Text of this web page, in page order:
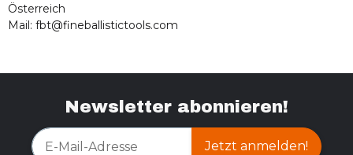
Österreich
Mail: fbt@fineballistictools.com
Newsletter abonnieren!
Jetzt anmelden!